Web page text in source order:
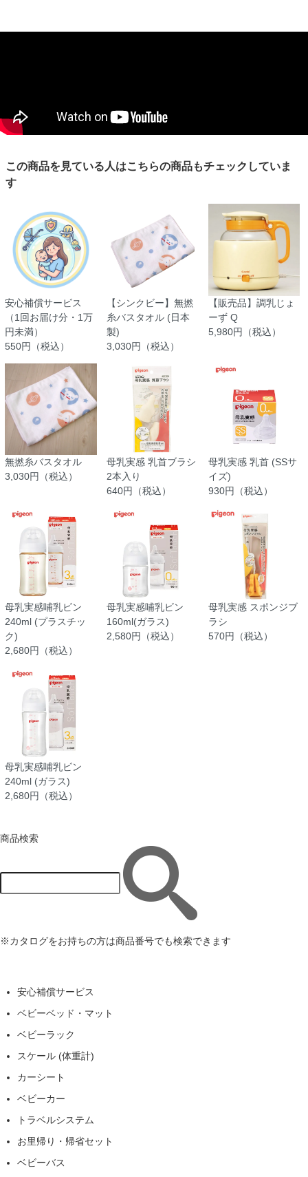
この商品を見ている人はこちらの商品もチェックしていま
す
安心補償サービス
（1回お届け分・1万
円未満）
550円（税込）
【シンクビー】無撚
糸バスタオル (日本
製)
3,030円（税込）
【販売品】調乳じょ
ーず Q
5,980円（税込）
無撚糸バスタオル
3,030円（税込）
母乳実感 乳首ブラシ
2本入り
640円（税込）
母乳実感 乳首 (SSサ
イズ)
930円（税込）
母乳実感哺乳ビン
240ml (プラスチッ
ク)
2,680円（税込）
母乳実感哺乳ビン
160ml(ガラス)
2,580円（税込）
母乳実感 スポンジブ
ラシ
570円（税込）
母乳実感哺乳ビン
240ml (ガラス)
2,680円（税込）
商品検索
※カタログをお持ちの方は商品番号でも検索できます
安心補償サービス
ベビーベッド・マット
ベビーラック
スケール (体重計)
カーシート
ベビーカー
トラベルシステム
お里帰り・帰省セット
ベビーバス